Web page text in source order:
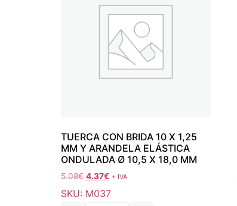
TUERCA CON BRIDA 10 X 1,25
MM Y ARANDELA ELÁSTICA
ONDULADA Ø 10,5 X 18,0 MM
5.08€ 4.37€ + IVA
SKU: M037